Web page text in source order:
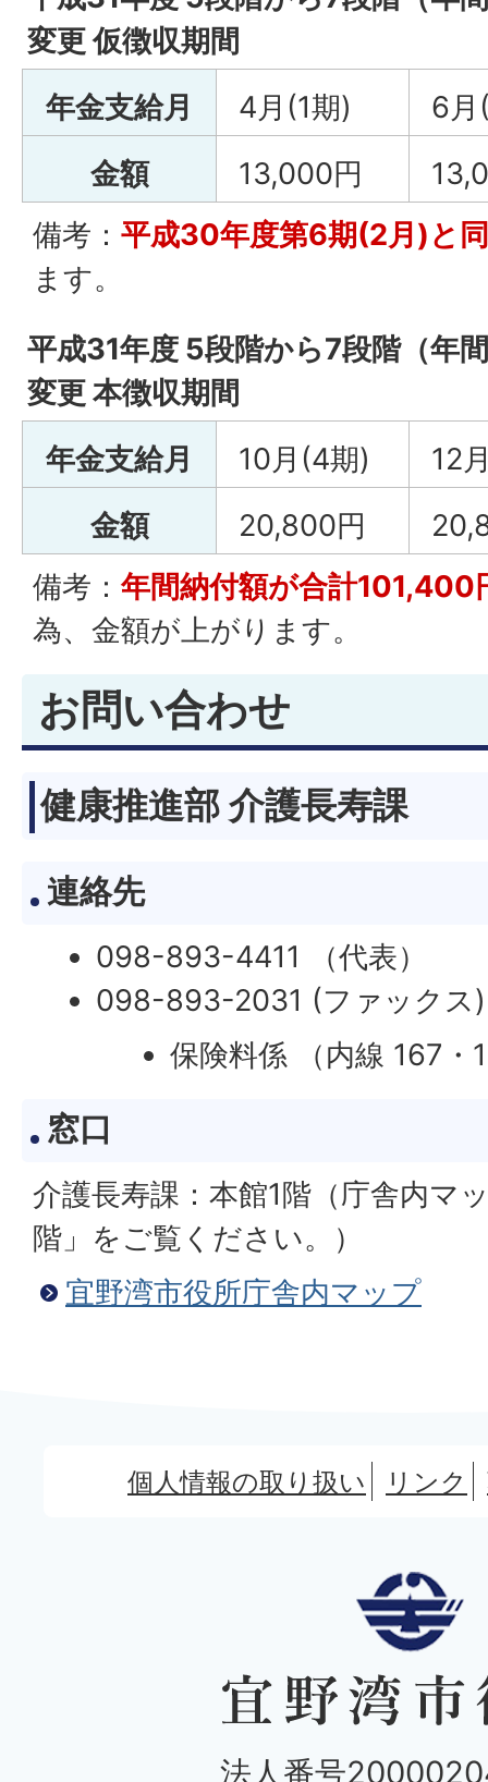
変更 仮徴収期間
年金支給月
4月(1期)
6月
金額
13,000円
備考： 平成30年度第6期(2月)と
ます。
平成31年度 5段階から7段階（年
変更 本徴収期間
年金支給月
10月(4期)
12
金額
20,800円
備考： 年間納付額が合計101,400
為、金額が上がります。
お問い合わせ
健康推進部 介護長寿課
連絡先
098-893-4411 （代表）
098-893-2031 (ファックス)
保険料係 （内線 167・
窓口
介護長寿課：本館1階（庁舎内マ
階」をご覧ください。）
宜野湾市役所庁舎内マップ
個人情報の取り扱い リンク
法人番号